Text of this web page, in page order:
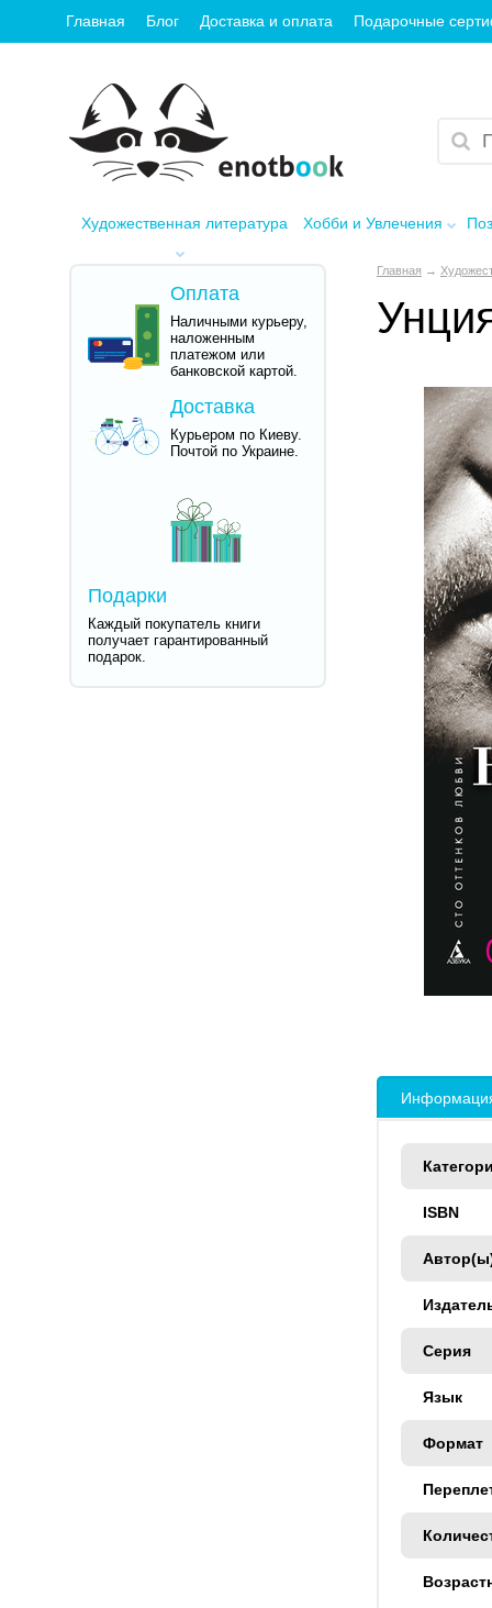
Главная Блог Доставка и оплата Подарочные
Художественная литература Хобби и Увлечения
Оплата
Наличными курьеру,
наложенным
платежом или
банковской картой.
Доставка
Курьером по Киеву.
Почтой по Украине.
Подарки
Каждый покупатель книги
получает гарантированный
подарок.
Главная →
ISBN
Серия
Язык
Формат